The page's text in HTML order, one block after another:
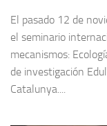
El pasado 12 de
el seminario
mecanismos:
de investigación
Catalunya....